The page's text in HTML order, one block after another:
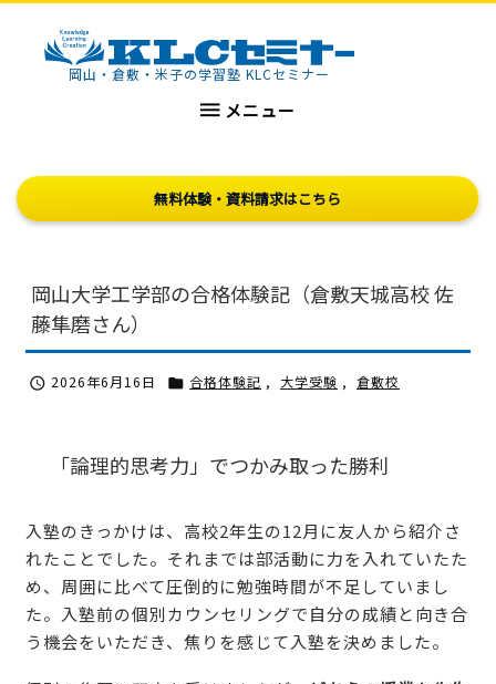
KLCセミナー岡山・倉敷・米子の学習塾 KLCセミナー
 メニュー
無料体験・資料請求はこちら
岡山大学工学部の合格体験記（倉敷天城高校 佐
藤隼磨さん）
 2026年6月16日  合格体験記 , 大学受験 , 倉敷校
「論理的思考力」でつかみ取った勝利
入塾のきっかけは、高校2年生の12月に友人から紹介さ
れたことでした。それまでは部活動に力を入れていたた
め、周囲に比べて圧倒的に勉強時間が不足していまし
た。入塾前の個別カウンセリングで自分の成績と向き合
う機会をいただき、焦りを感じて入塾を決めました。